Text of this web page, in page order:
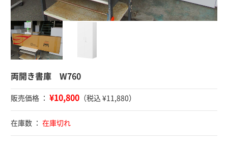
両開き書庫 W760
販売価格 ： ¥10,800 （税込 ¥11,880）
在庫数 ： 在庫切れ